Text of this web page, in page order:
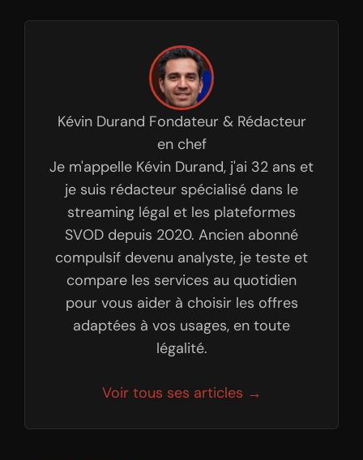
Kévin Durand Fondateur & Rédacteur
en chef
Je m'appelle Kévin Durand, j'ai 32 ans et
je suis rédacteur spécialisé dans le
streaming légal et les plateformes
SVOD depuis 2020. Ancien abonné
compulsif devenu analyste, je teste et
compare les services au quotidien
pour vous aider à choisir les offres
adaptées à vos usages, en toute
légalité.
Voir tous ses articles →